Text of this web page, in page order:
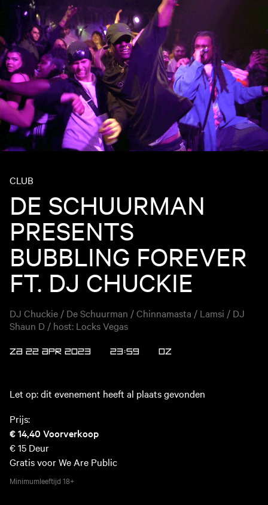
CLUB
DE SCHUURMAN
PRESENTS
BUBBLING FOREVER
FT. DJ CHUCKIE
DJ Chuckie / De Schuurman / Chinnamasta / Lamsi / DJ
Shaun D / host: Locks Vegas
ZA 22 APR 2023 23:59 OZ
Let op: dit evenement heeft al plaats gevonden
Prijs:
€ 14,40 Voorverkoop
€ 15 Deur
Gratis voor We Are Public
Minimumleeftijd 18+